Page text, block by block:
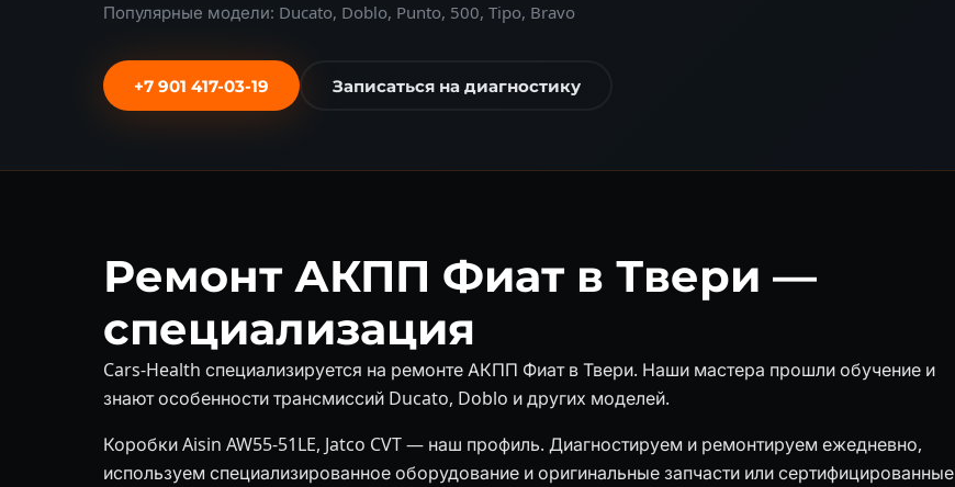
Популярные модели: Ducato, Doblo, Punto, 500, Tipo, Bravo
+7 901 417-03-19 Записаться на диагностику
Ремонт АКПП Фиат в Твери —
специализация
Cars-Health специализируется на ремонте АКПП Фиат в Твери. Наши мастера прошли обучение и
знают особенности трансмиссий Ducato, Doblo и других моделей.
Коробки Aisin AW55-51LE, Jatco CVT — наш профиль. Диагностируем и ремонтируем ежедневно,
используем специализированное оборудование и оригинальные запчасти или сертифицированные